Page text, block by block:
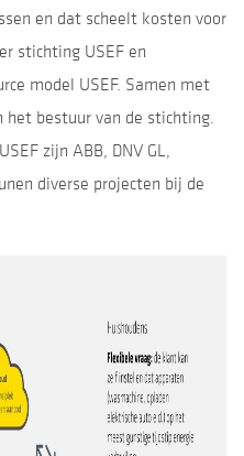
en dat scheelt kosten voor
stichting USEF en
model USEF. Samen met
bestuur van de stichting.
zijn ABB, DNV GL,
diverse projecten bij de